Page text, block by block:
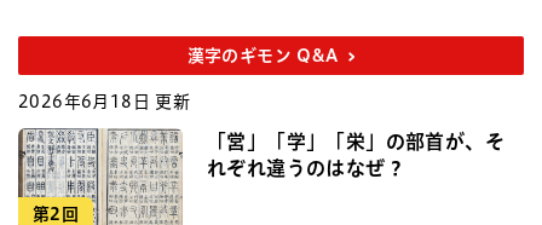
漢字のギモン Q&A
2026年6月18日 更新
第2回
「営」「学」「栄」の部首が、そ
れぞれ違うのはなぜ？